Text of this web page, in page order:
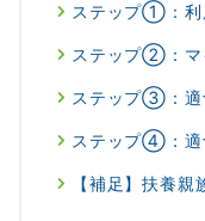
ステップ①：利
ステップ②：マ
ステップ③：適
ステップ④：適
【補足】扶養